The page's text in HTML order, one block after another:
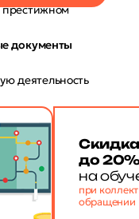
документы
деятельность
до
на
при
обращении